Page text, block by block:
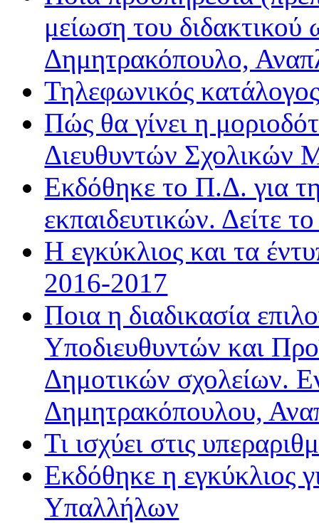
μείωση του
Δημητρακόπουλο,
Τηλεφωνικός
Πώς θα γίνει η
Διευθυντών Σχολικών
Εκδόθηκε το Π.Δ. για
εκπαιδευτικών. Δείτε
Η εγκύκλιος και τα
2016-2017
Ποια η διαδικασία
Υποδιευθυντών και
Δημοτικών σχολείων.
Δημητρακόπουλου,
Τι ισχύει στις
Εκδόθηκε η εγκύκλιος
Υπαλλήλων